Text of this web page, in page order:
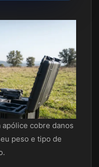
cobre danos
peso e tipo de